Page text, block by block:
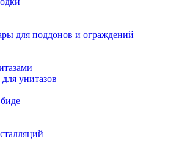
для поддонов и ограждений
унитазов